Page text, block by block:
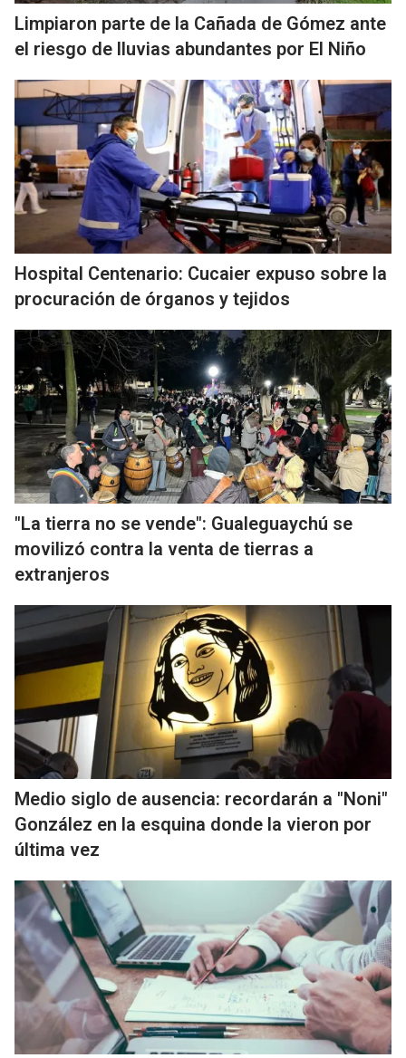
Limpiaron parte de la Cañada de Gómez ante
el riesgo de lluvias abundantes por El Niño
Hospital Centenario: Cucaier expuso sobre la
procuración de órganos y tejidos
"La tierra no se vende": Gualeguaychú se
movilizó contra la venta de tierras a
extranjeros
Medio siglo de ausencia: recordarán a "Noni"
González en la esquina donde la vieron por
última vez